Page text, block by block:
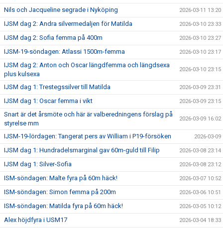
Nils och Jacqueline segrade i Nyköping 2026-03-11 13:20
IJSM dag 2: Andra silvermedaljen för Matilda 2026-03-10 23:33
IJSM dag 2: Sofia femma på 400m 2026-03-10 23:27
IJSM-19-söndagen: Atlassi 1500m-femma 2026-03-10 23:17
IJSM dag 2: Anton och Oscar längdfemma och längdsexa
plus kulsexa
2026-03-10 23:15
IJSM dag 1: Trestegssilver till Matilda 2026-03-09 23:31
IJSM dag 1: Oscar femma i vikt 2026-03-09 23:15
Snart är det årsmöte och här är valberedningens förslag på
styrelse mm
2026-03-09 16:02
IJSM-19-lördagen: Tangerat pers av William i P19-försöken 2026-03-09
IJSM dag 1: Hundradelsmarginal gav 60m-guld till Filip 2026-03-08 23:14
IJSM dag 1: Silver-Sofia 2026-03-08 23:12
ISM-söndagen: Malte fyra på 60m häck! 2026-03-07 10:52
ISM-söndagen: Simon femma på 200m 2026-03-06 10:51
ISM-söndagen: Matilda fyra på 60m häck! 2026-03-05 10:12
Alex höjdfyra i USM17 2026-03-04 18:33